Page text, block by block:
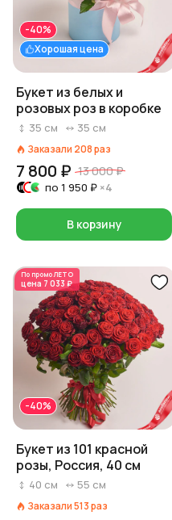
Хорошая цена
-40%
Букет из белых и
розовых роз в коробке
35 см 35 см
Заказали 208раз
7 800 ₽ 13 000 ₽
по 1 950 ₽ ×4
В корзину
По промоЛЕТО
цена 7 033 ₽
-40%
Букет из 101 красной
розы, Россия, 40 см
40 см 55 см
Заказали513раз